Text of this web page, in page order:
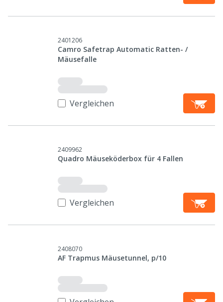
2401206
Camro Safetrap Automatic Ratten- /
Mäusefalle
Vergleichen
2409962
Quadro Mäuseköderbox für 4 Fallen
Vergleichen
2408070
AF Trapmus Mäusetunnel, p/10